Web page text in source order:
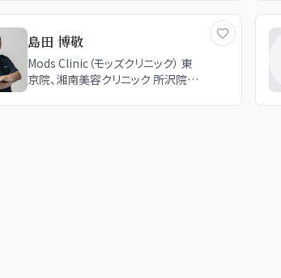
島田 博敬
Mods Clinic（モッズクリニック） 東
京院、湘南美容クリニック 所沢院、